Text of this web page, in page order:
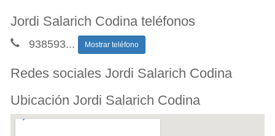
Jordi Salarich Codina teléfonos
938593... Mostrar teléfono
Redes sociales Jordi Salarich Codina
Ubicación Jordi Salarich Codina